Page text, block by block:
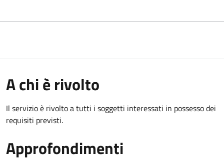
A chi è rivolto
Il servizio è rivolto a tutti i soggetti interessati in possesso dei
requisiti previsti.
Approfondimenti